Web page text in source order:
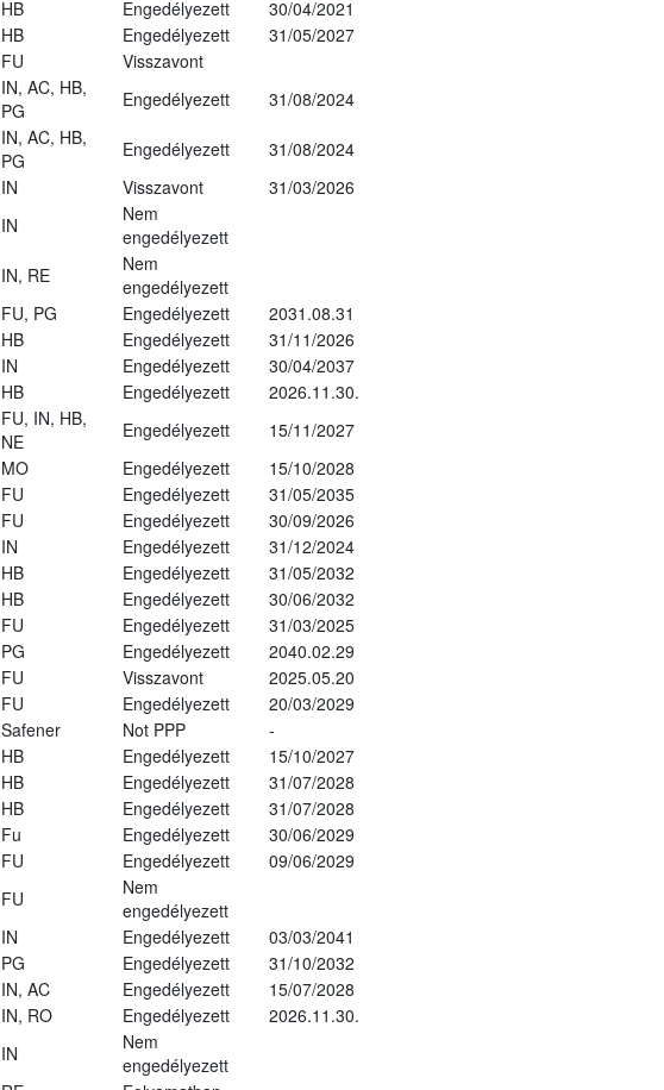
HB Engedélyezett
30/04/2021
HB Engedélyezett
31/05/2027
FU
Visszavont
IN, AC, HB,
PG
Engedélyezett 31/08/2024
IN, AC, HB,
PG
Engedélyezett
31/08/2024
IN Visszavont
31/03/2026
IN
Nem
engedélyezett
IN, RE
Nem
engedélyezett
FU, PG Engedélyezett
2031.08.31
HB Engedélyezett
31/11/2026
IN Engedélyezett
30/04/2037
HB Engedélyezett
2026.11.30.
FU, IN, HB,
NE
Engedélyezett
15/11/2027
MO Engedélyezett
15/10/2028
FU Engedélyezett
31/05/2035
FU Engedélyezett
30/09/2026
IN Engedélyezett
31/12/2024
HB Engedélyezett
31/05/2032
HB Engedélyezett
30/06/2032
FU Engedélyezett
31/03/2025
PG Engedélyezett
2040.02.29
FU Visszavont
2025.05.20
FU Engedélyezett
20/03/2029
Safener Not PPP
-
HB Engedélyezett
15/10/2027
HB Engedélyezett
31/07/2028
HB Engedélyezett
31/07/2028
Fu Engedélyezett
30/06/2029
FU Engedélyezett
09/06/2029
FU
Nem
engedélyezett
IN Engedélyezett
03/03/2041
PG Engedélyezett
31/10/2032
IN, AC Engedélyezett
15/07/2028
IN, RO Engedélyezett
2026.11.30.
IN
Nem
engedélyezett